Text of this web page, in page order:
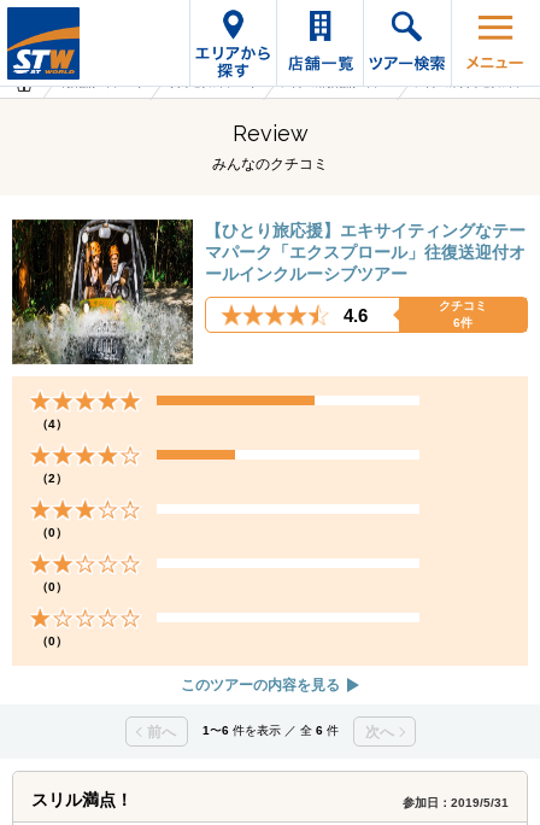
Review
みんなのクチコミ
【ひとり旅応援】エキサイティングなテー
マパーク「エクスプロール」往復送迎付オ
ールインクルーシブツアー
4.6
クチコミ
6件
（4）
（2）
（0）
（0）
（0）
このツアーの内容を見る
前へ 1〜6件を表示 ／ 全 6件 次へ
スリル満点！ 参加日：2019/5/31